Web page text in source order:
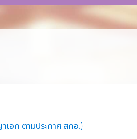
อก ตามประกาศ สกอ.)